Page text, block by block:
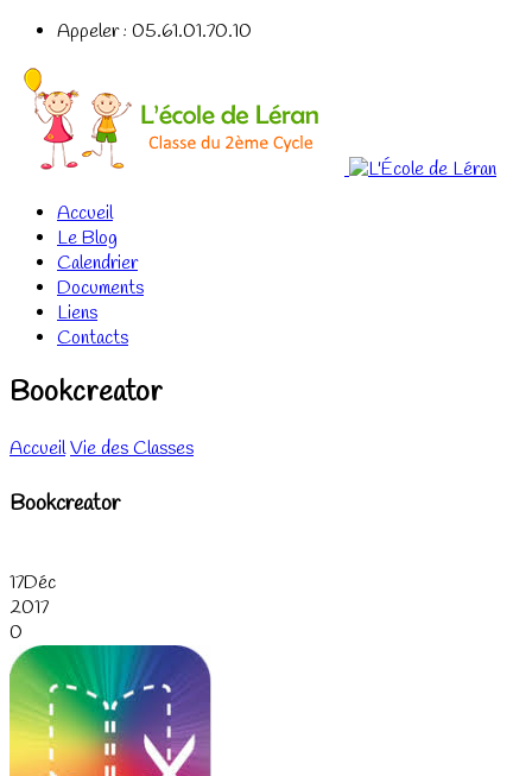
Appeler : 05.61.01.70.10
Accueil
Le Blog
Calendrier
Documents
Liens
Contacts
Bookcreator
AccueilVie des Classes
Bookcreator
17Déc
2017
0